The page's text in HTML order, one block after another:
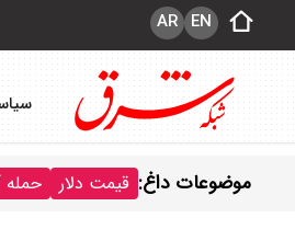
EN
AR
موضوعات داغ: قیمت دلار حمله